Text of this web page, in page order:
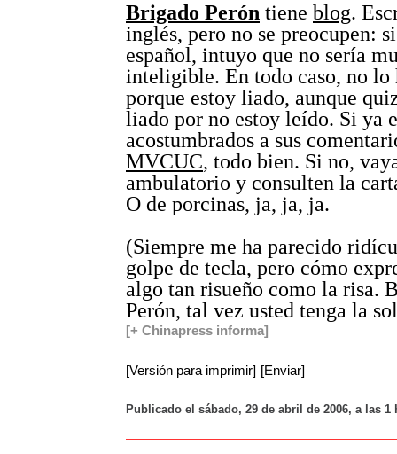
Brigado Perón tiene blog.
inglés, pero no se preocupen:
español, intuyo que no sería
inteligible. En todo caso, no lo
porque estoy liado, aunque
liado por no estoy leído. Si ya
acostumbrados a sus
MVCUC, todo bien. Si no,
ambulatorio y consulten la
O de porcinas, ja, ja, ja.
(Siempre me ha parecido
golpe de tecla, pero cómo
algo tan risueño como la risa.
Perón, tal vez usted tenga la
[+ Chinapress informa]
[Versión para imprimir] [Enviar]
Publicado el sábado, 29 de abril de 2006, a las